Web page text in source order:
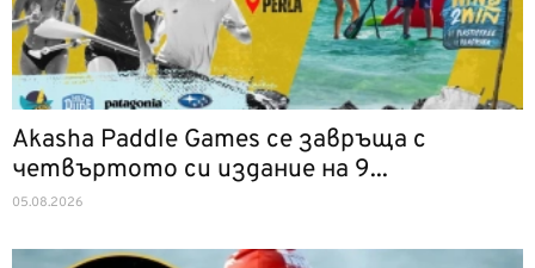
Akasha Paddle Games се завръща с
четвъртото си издание на 9...
05.08.2026